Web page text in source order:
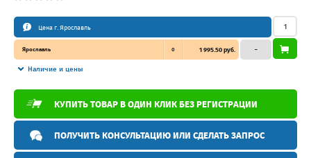
Цена г. Ярославль
Ярославль 0 1 995.50 руб.
Наличие и цены
–
КУПИТЬ ТОВАР В ОДИН КЛИК БЕЗ РЕГИСТРАЦИИ
ПОЛУЧИТЬ КОНСУЛЬТАЦИЮ ИЛИ СДЕЛАТЬ ЗАПРОС